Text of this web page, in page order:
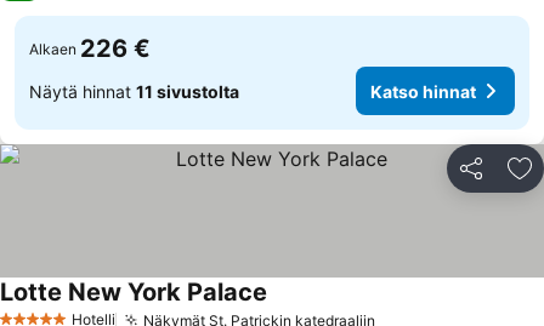
Alkaen 226 €
Näytä hinnat 11 sivustolta Katso hinnat
Jaa
Hotelli Näkymät St. Patrickin katedraaliin
Lotte New York Palace